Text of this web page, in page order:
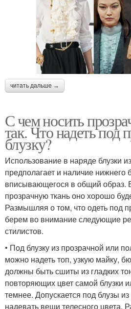
читать дальше →
С чем носить
так. Что надеть под
блузку?
Использование в наряде блузки
предполагает и наличие нижнего
вписывающегося в общий образ.
прозрачную ткань оно хорошо
Размышляя о том, что одеть под
берем во внимание следующие
стилистов.
• Под блузку из прозрачной или
можно надеть топ, узкую майку,
должны быть сшиты из гладких
повторяющих цвет самой блузки
темнее. Допускается под блузы
надевать вещи телесного цвета.